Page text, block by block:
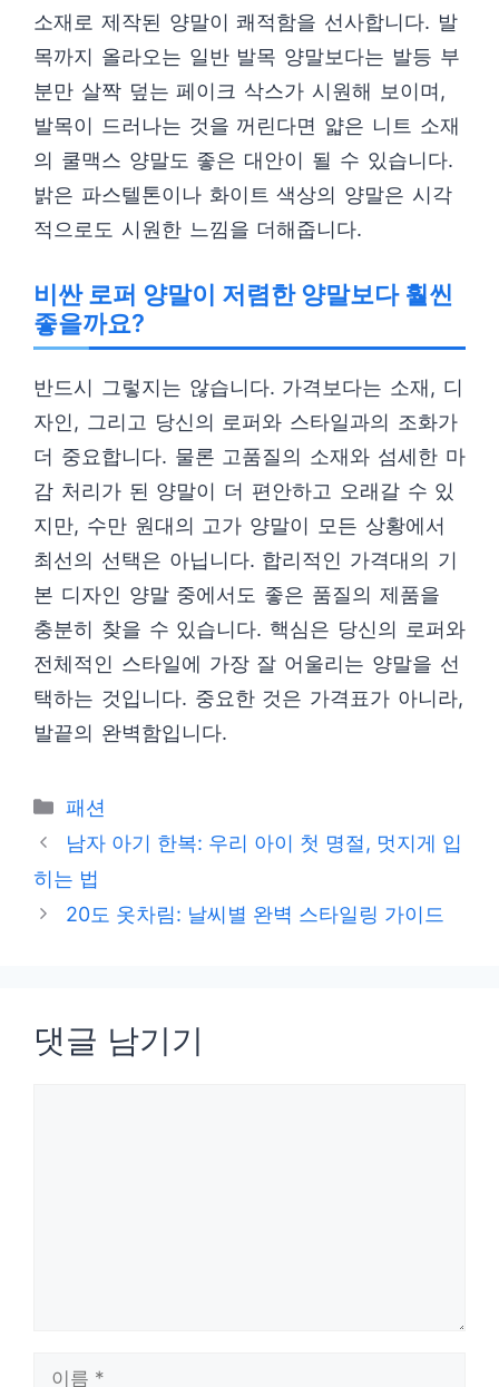
소재로 제작된 양말이 쾌적함을 선사합니다. 발
목까지 올라오는 일반 발목 양말보다는 발등 부
분만 살짝 덮는 페이크 삭스가 시원해 보이며,
발목이 드러나는 것을 꺼린다면 얇은 니트 소재
의 쿨맥스 양말도 좋은 대안이 될 수 있습니다.
밝은 파스텔톤이나 화이트 색상의 양말은 시각
적으로도 시원한 느낌을 더해줍니다.
비싼 로퍼 양말이 저렴한 양말보다 훨씬
좋을까요?
반드시 그렇지는 않습니다. 가격보다는 소재, 디
자인, 그리고 당신의 로퍼와 스타일과의 조화가
더 중요합니다. 물론 고품질의 소재와 섬세한 마
감 처리가 된 양말이 더 편안하고 오래갈 수 있
지만, 수만 원대의 고가 양말이 모든 상황에서
최선의 선택은 아닙니다. 합리적인 가격대의 기
본 디자인 양말 중에서도 좋은 품질의 제품을
충분히 찾을 수 있습니다. 핵심은 당신의 로퍼와
전체적인 스타일에 가장 잘 어울리는 양말을 선
택하는 것입니다. 중요한 것은 가격표가 아니라,
발끝의 완벽함입니다.
카
테
리
패션
남자 아기 한복: 우리 아이 첫 명절, 멋지게 입
히는 법
20도 옷차림: 날씨별 완벽 스타일링 가이드
댓글 남기기